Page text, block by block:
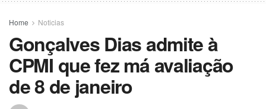
Home Noticias
Gonçalves Dias admite à
CPMI que fez má avaliação
de 8 de janeiro